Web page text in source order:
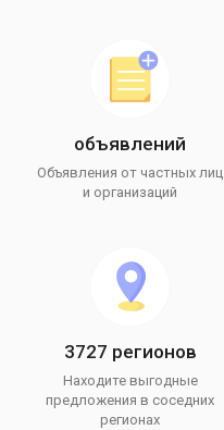
объявлений
Объявления от частных лиц
и организаций
3727 регионов
Находите выгодные
предложения в соседних
регионах